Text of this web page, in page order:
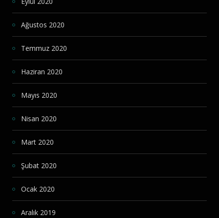
Ağustos 2020
Temmuz 2020
Haziran 2020
Mayıs 2020
Nisan 2020
Mart 2020
Şubat 2020
Ocak 2020
Aralık 2019